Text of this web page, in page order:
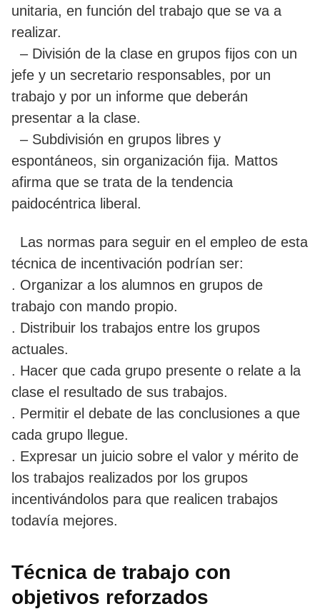
unitaria, en función del trabajo que se va a
realizar.
– División de la clase en grupos fijos con un
jefe y un secretario responsables, por un
trabajo y por un informe que deberán
presentar a la clase.
– Subdivisión en grupos libres y
espontáneos, sin organización fija. Mattos
afirma que se trata de la tendencia
paidocéntrica liberal.
Las normas para seguir en el empleo de esta
técnica de incentivación podrían ser:
. Organizar a los alumnos en grupos de
trabajo con mando propio.
. Distribuir los trabajos entre los grupos
actuales.
. Hacer que cada grupo presente o relate a la
clase el resultado de sus trabajos.
. Permitir el debate de las conclusiones a que
cada grupo llegue.
. Expresar un juicio sobre el valor y mérito de
los trabajos realizados por los grupos
incentivándolos para que realicen trabajos
todavía mejores.
Técnica de trabajo con
objetivos reforzados